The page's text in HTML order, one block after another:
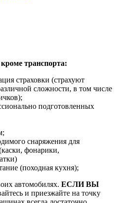
транспорта:
страховки (страхуют
сложности, в том числе
подготовленных
снаряжения для
фонарики,
(походная кухня);
автомобилях. ЕСЛИ ВЫ
и приезжайте на точку